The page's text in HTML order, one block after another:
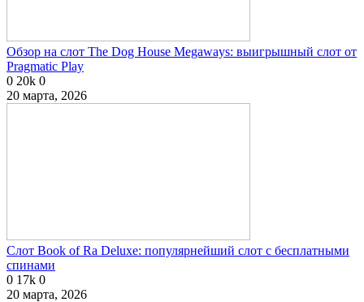
Обзор на слот The Dog House Megaways: выигрышный слот от
Pragmatic Play
0 20k 0
20 марта, 2026
Слот Book of Ra Deluxe: популярнейший слот с бесплатными
спинами
0 17k 0
20 марта, 2026